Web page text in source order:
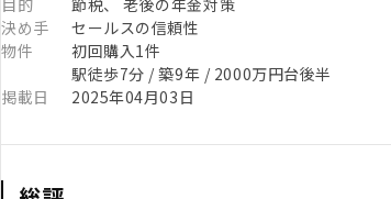
目的
節税、 老後の年金対策
決め手
セールスの信頼性
物件
初回購入1件
駅徒歩7分 / 築9年 / 2000万円台後半
掲載日
2025年04月03日